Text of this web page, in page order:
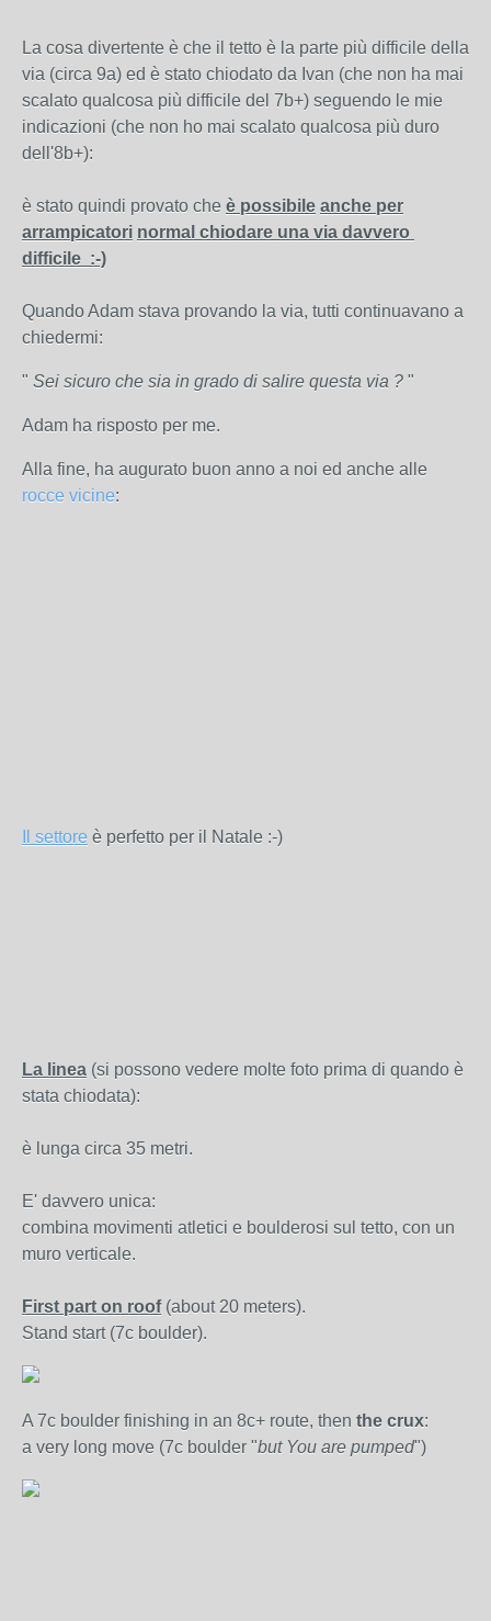
La cosa divertente è che il tetto è la parte più difficile della
via (circa 9a) ed è stato chiodato da Ivan (che non ha mai
scalato qualcosa più difficile del 7b+) seguendo le mie
indicazioni (che non ho mai scalato qualcosa più duro
dell'8b+):
è stato quindi provato che è possibile anche per
arrampicatori normal chiodare una via davvero
difficile :-)
Quando Adam stava provando la via, tutti continuavano a
chiedermi:
" Sei sicuro che sia in grado di salire questa via ? "
Adam ha risposto per me.
Alla fine, ha augurato buon anno a noi ed anche alle
rocce vicine:
Il settore è perfetto per il Natale :-)
La linea (si possono vedere molte foto prima di quando è
stata chiodata):
è lunga circa 35 metri.
E' davvero unica:
combina movimenti atletici e boulderosi sul tetto, con un
muro verticale.
First part on roof(about 20 meters).
Stand start (7c boulder).
A 7c boulder finishing in an 8c+ route, then the crux:
a very long move (7c boulder "but You are pumped")